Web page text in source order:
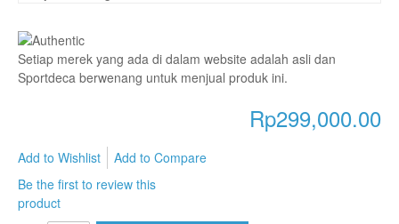
Setiap merek yang ada di dalam website adalah asli dan
Sportdeca berwenang untuk menjual produk ini.
Rp299,000.00
Add to Wishlist
Add to Compare
Be the first to review this
product